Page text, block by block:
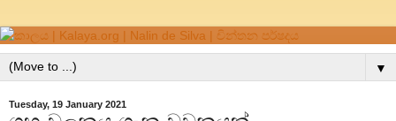
▼
Tuesday, 19 January 2021